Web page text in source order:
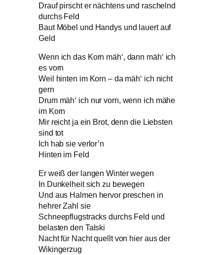
Drauf pirscht er nächtens und raschelnd
durchs Feld
Baut Möbel und Handys und lauert auf
Geld
Wenn ich das Korn mäh‘, dann mäh‘ ich
es vorn
Weil hinten im Korn – da mäh‘ ich nicht
gern
Drum mäh‘ ich nur vorn, wenn ich mähe
im Korn
Mir reicht ja ein Brot, denn die Liebsten
sind tot
Ich hab sie verlor’n
Hinten im Feld
Er weiß der langen Winter wegen
In Dunkelheit sich zu bewegen
Und aus Halmen hervor preschen in
hehrer Zahl sie
Schneepflugstracks durchs Feld und
belasten den Talski
Nacht für Nacht quellt von hier aus der
Wikingerzug